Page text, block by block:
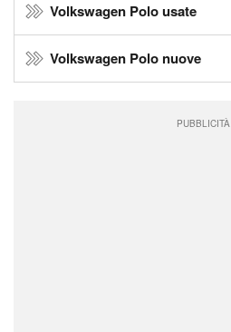
Volkswagen Polo usate
Volkswagen Polo nuove
PUBBLICITÀ